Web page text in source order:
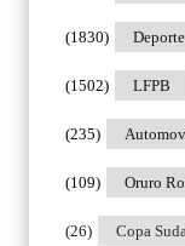
(1830)
LFPB
(1502)
(235)
Oruro
(109)
Copa
(26)